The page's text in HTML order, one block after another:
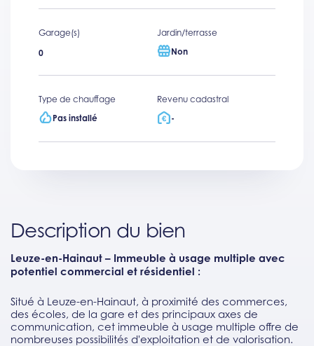
Garage(s)
0
Jardin/terrasse
Non
Type de chauffage
Pas installé
Revenu cadastral
-
Description du bien
Leuze-en-Hainaut – Immeuble à usage multiple avec
potentiel commercial et résidentiel :
Situé à Leuze-en-Hainaut, à proximité des commerces,
des écoles, de la gare et des principaux axes de
communication, cet immeuble à usage multiple offre de
nombreuses possibilités d'exploitation et de valorisation.